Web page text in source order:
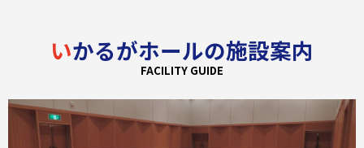
いかるがホールの施設案内
FACILITY GUIDE